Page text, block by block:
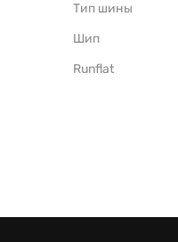
Тип шины
Шип
Runflat